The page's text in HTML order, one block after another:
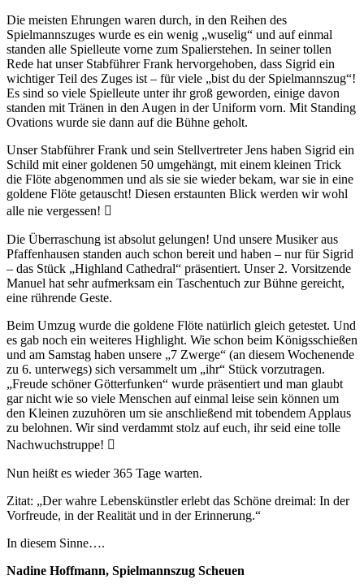
Die meisten Ehrungen waren durch, in den Reihen des
Spielmannszuges wurde es ein wenig „wuselig“ und auf einmal
standen alle Spielleute vorne zum Spalierstehen. In seiner tollen
Rede hat unser Stabführer Frank hervorgehoben, dass Sigrid ein
wichtiger Teil des Zuges ist – für viele „bist du der Spielmannszug“!
Es sind so viele Spielleute unter ihr groß geworden, einige davon
standen mit Tränen in den Augen in der Uniform vorn. Mit Standing
Ovations wurde sie dann auf die Bühne geholt.
Unser Stabführer Frank und sein Stellvertreter Jens haben Sigrid ein
Schild mit einer goldenen 50 umgehängt, mit einem kleinen Trick
die Flöte abgenommen und als sie sie wieder bekam, war sie in eine
goldene Flöte getauscht! Diesen erstaunten Blick werden wir wohl
alle nie vergessen! 
Die Überraschung ist absolut gelungen! Und unsere Musiker aus
Pfaffenhausen standen auch schon bereit und haben – nur für Sigrid
– das Stück „Highland Cathedral“ präsentiert. Unser 2. Vorsitzende
Manuel hat sehr aufmerksam ein Taschentuch zur Bühne gereicht,
eine rührende Geste.
Beim Umzug wurde die goldene Flöte natürlich gleich getestet. Und
es gab noch ein weiteres Highlight. Wie schon beim Königsschießen
und am Samstag haben unsere „7 Zwerge“ (an diesem Wochenende
zu 6. unterwegs) sich versammelt um „ihr“ Stück vorzutragen.
„Freude schöner Götterfunken“ wurde präsentiert und man glaubt
gar nicht wie so viele Menschen auf einmal leise sein können um
den Kleinen zuzuhören um sie anschließend mit tobendem Applaus
zu belohnen. Wir sind verdammt stolz auf euch, ihr seid eine tolle
Nachwuchstruppe! 
Nun heißt es wieder 365 Tage warten.
Zitat: „Der wahre Lebenskünstler erlebt das Schöne dreimal: In der
Vorfreude, in der Realität und in der Erinnerung.“
In diesem Sinne….
Nadine Hoffmann, Spielmannszug Scheuen